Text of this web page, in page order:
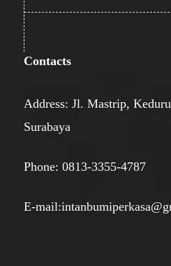
Contacts
Address: Jl. Mastrip,
Surabaya
Phone: 0813-3355-4787
E-